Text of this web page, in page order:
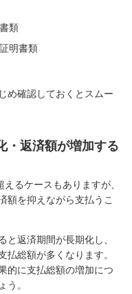
類
明書類
め確認しておくとスムー
・返済額が増加する
るケースもありますが、
額を抑えながら支払うこ
と返済期間が長期化し、
払総額が多くなります。
的に支払総額の増加につ
う。